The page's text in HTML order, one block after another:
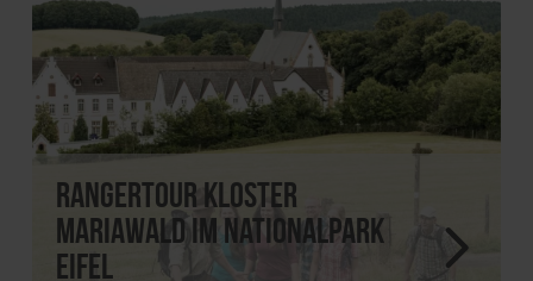
Rangertour Kloster
Mariawald im Nationalpark
Eifel